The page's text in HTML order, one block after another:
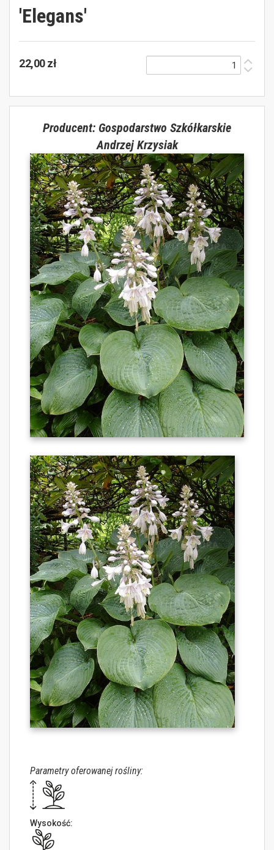
'Elegans'
22,00 zł
Producent: Gospodarstwo Szkółkarskie
Andrzej Krzysiak
Parametry oferowanej rośliny:
Wysokość: